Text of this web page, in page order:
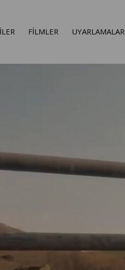
FİLMLER UYARLAMALAR